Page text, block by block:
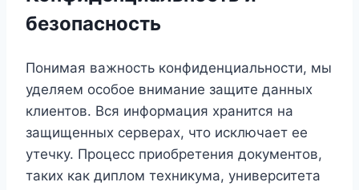
безопасность
Понимая важность конфиденциальности, мы
уделяем особое внимание защите данных
клиентов. Вся информация хранится на
защищенных серверах, что исключает ее
утечку. Процесс приобретения документов,
таких как диплом техникума, университета